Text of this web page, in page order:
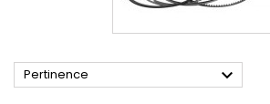
Pertinence 